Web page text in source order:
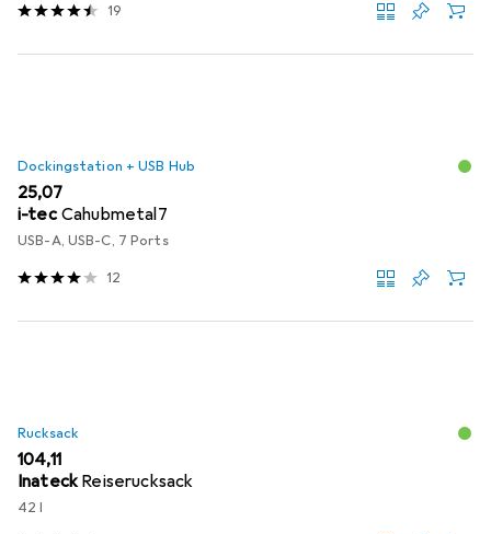
19
Dockingstation + USB Hub
EUR
25,07
i-tecCahubmetal7
USB-A, USB-C, 7 Ports
12
Rucksack
EUR
104,11
InateckReiserucksack
42 l